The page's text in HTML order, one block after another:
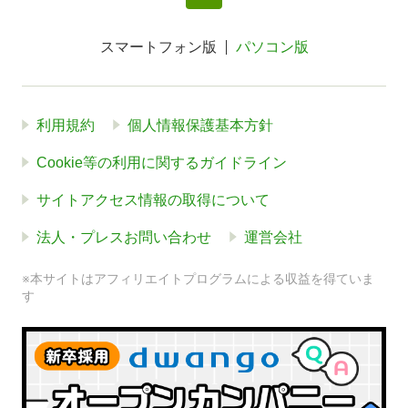
スマートフォン版 パソコン版
利用規約 個人情報保護基本方針
Cookie等の利用に関するガイドライン
サイトアクセス情報の取得について
法人・プレスお問い合わせ 運営会社
※本サイトはアフィリエイトプログラムによる収益を得ていま
す